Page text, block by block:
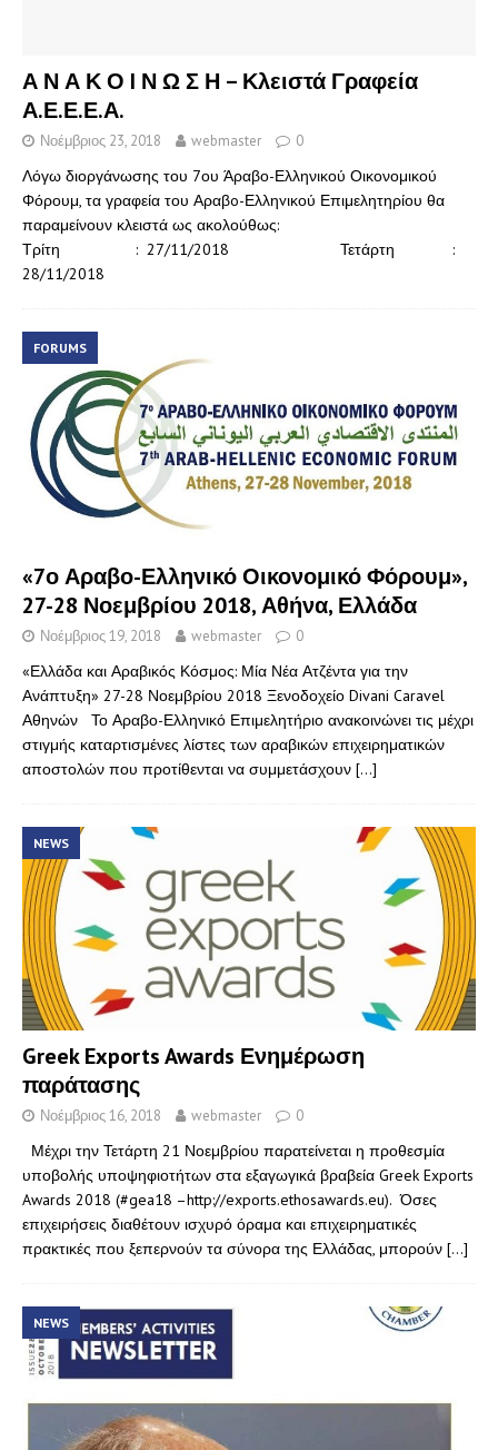
Α Ν Α Κ Ο I Ν Ω Σ Η – Κλειστά Γραφεία
Α.Ε.Ε.Ε.Α.
Νοέμβριος 23, 2018 webmaster 0
Λόγω διοργάνωσης του 7ου Άραβο-Ελληνικού Οικονομικού
Φόρουμ, τα γραφεία του Αραβo-Ελληvικού Επιμελητηρίου θα
παραμείνουν κλειστά ως ακολούθως:
Τρίτη : 27/11/2018 Τετάρτη :
28/11/2018
FORUMS
«7ο Αραβο-Ελληνικό Οικονομικό Φόρουμ»,
27-28 Νοεμβρίου 2018, Αθήνα, Ελλάδα
Νοέμβριος 19, 2018 webmaster 0
«Ελλάδα και Αραβικός Κόσμος: Μία Νέα Ατζέντα για την
Ανάπτυξη» 27-28 Νοεμβρίου 2018 Ξενοδοχείο Divani Caravel
Αθηνών Το Αραβο-Ελληνικό Επιμελητήριο ανακοινώνει τις μέχρι
στιγμής καταρτισμένες λίστες των αραβικών επιχειρηματικών
αποστολών που προτίθενται να συμμετάσχουν […]
NEWS
Greek Exports Awards Ενημέρωση
παράτασης
Νοέμβριος 16, 2018 webmaster 0
Μέχρι την Τετάρτη 21 Νοεμβρίου παρατείνεται η προθεσμία
υποβολής υποψηφιοτήτων στα εξαγωγικά βραβεία Greek Exports
Awards 2018 (#gea18 –http://exports.ethosawards.eu). Όσες
επιχειρήσεις διαθέτουν ισχυρό όραμα και επιχειρηματικές
πρακτικές που ξεπερνούν τα σύνορα της Ελλάδας, μπορούν […]
NEWS